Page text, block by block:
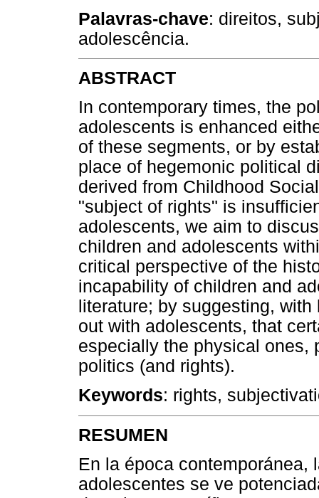
Palavras-chave: direitos,
adolescência.
ABSTRACT
In contemporary times, the
adolescents is enhanced
of these segments, or by
place of hegemonic political
derived from Childhood
"subject of rights" is
adolescents, we aim to
children and adolescents
critical perspective of the
incapability of children and
literature; by suggesting,
out with adolescents, that
especially the physical ones,
politics (and rights).
Keywords: rights,
RESUMEN
En la época
adolescentes se ve